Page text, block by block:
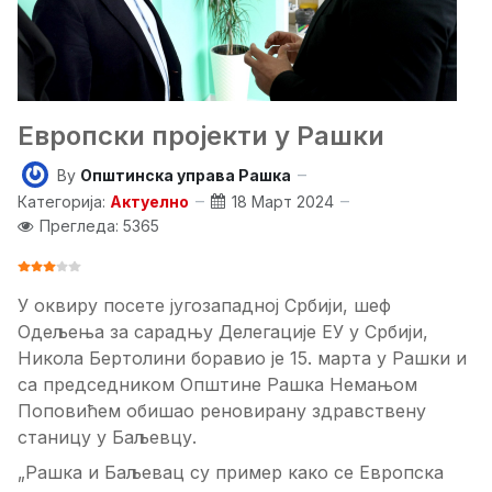
Европски пројекти у Рашки
By Општинска управа Рашка
Категорија: Актуелно
18 Март 2024
Прегледа: 5365
ОЦЕНА КОРИСНИКА:
У оквиру посете југозападној Србији, шеф
Одељења за сарадњу Делегације ЕУ у Србији,
Никола Бертолини боравио је 15. марта у Рашки и
са председником Општине Рашка Немањом
Поповићем обишао реновирану здравствену
станицу у Баљевцу.
„Рашка и Баљевац су пример како се Европска